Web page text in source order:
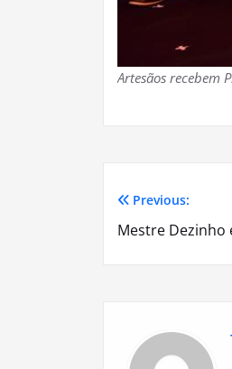
Artesãos recebem
Previous:
Mestre Dezinho